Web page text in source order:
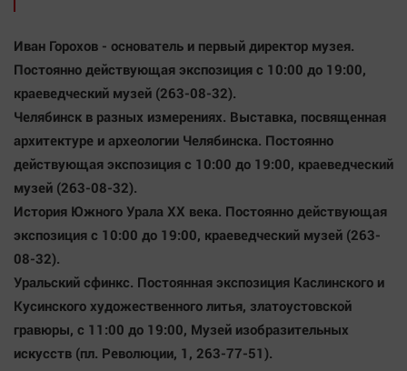
Иван Горохов - основатель и первый директор музея.
Постоянно действующая экспозиция с 10:00 до 19:00,
краеведческий музей (263-08-32).
Челябинск в разных измерениях. Выставка, посвященная
архитектуре и археологии Челябинска. Постоянно
действующая экспозиция с 10:00 до 19:00, краеведческий
музей (263-08-32).
История Южного Урала ХХ века. Постоянно действующая
экспозиция с 10:00 до 19:00, краеведческий музей (263-
08-32).
Уральский сфинкс. Постоянная экспозиция Каслинского и
Кусинского художественного литья, златоустовской
гравюры, с 11:00 до 19:00, Mузей изобразительных
искусств (пл. Революции, 1, 263-77-51).